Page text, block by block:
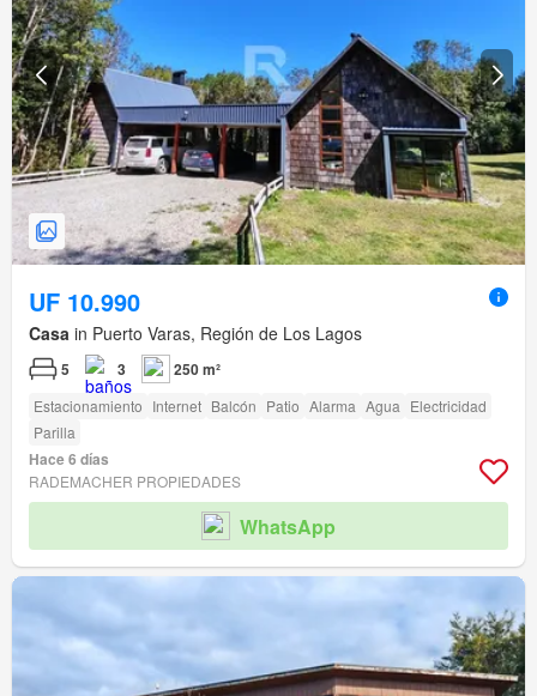
UF 10.990
Casa in Puerto Varas, Región de Los Lagos
5 3 250 m²
Estacionamiento Internet Balcón Patio Alarma Agua Electricidad
Parilla
Hace 6 días
RADEMACHER PROPIEDADES
WhatsApp